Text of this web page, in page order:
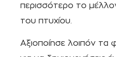
περισσότερο το
του πτυχίου.
Αξιοποίησε λοιπόν τα